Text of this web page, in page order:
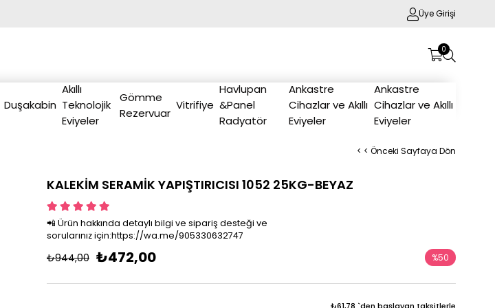
Üye Girişi
0
Duşakabin
Akıllı
Teknolojik
Eviyeler
Gömme
Rezervuar
Vitrifiye
Havlupan
&Panel
Radyatör
Ankastre
Cihazlar ve Akıllı
Eviyeler
Ankastre
Cihazlar ve Akıllı
Eviyeler
< < Önceki Sayfaya Dön
KALEKİM SERAMİK YAPIŞTIRICISI 1052 25KG-BEYAZ
📲 Ürün hakkında detaylı bilgi ve sipariş desteği ve
sorularınız için:https://wa.me/905330632747
₺944,00 ₺472,00 %50